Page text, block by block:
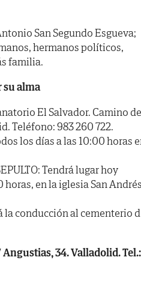
San Segundo Esgueva;
hermanos políticos,
familia.
su alma
El Salvador. Camino
Teléfono: 983 260 722.
los días a las 10:00 horas
Tendrá lugar hoy
horas, en la iglesia San
la conducción al cementerio
34. Valladolid. Tel.: